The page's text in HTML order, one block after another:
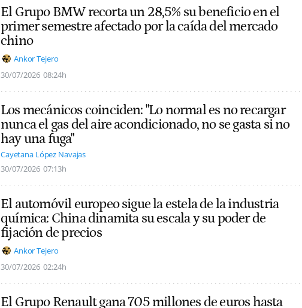
El Grupo BMW recorta un 28,5% su beneficio en el
primer semestre afectado por la caída del mercado
chino
Ankor Tejero
30/07/2026 08:24h
Los mecánicos coinciden: "Lo normal es no recargar
nunca el gas del aire acondicionado, no se gasta si no
hay una fuga"
Cayetana López Navajas
30/07/2026 07:13h
El automóvil europeo sigue la estela de la industria
química: China dinamita su escala y su poder de
fijación de precios
Ankor Tejero
30/07/2026 02:24h
El Grupo Renault gana 705 millones de euros hasta